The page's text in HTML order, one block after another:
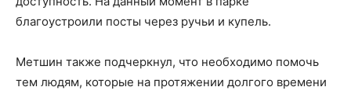
благоустроили посты через ручьи и купель.
Метшин также подчеркнул, что необходимо помочь
тем людям, которые на протяжении долгого времени